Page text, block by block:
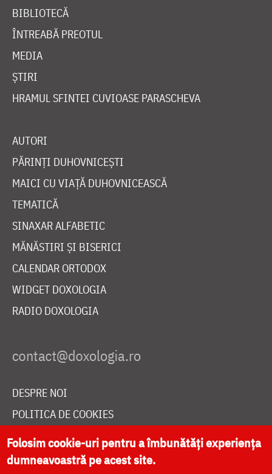
BIBLIOTECĂ
ÎNTREABĂ PREOTUL
MEDIA
ȘTIRI
HRAMUL SFINTEI CUVIOASE PARASCHEVA
AUTORI
PĂRINȚI DUHOVNICEȘTI
MAICI CU VIAȚĂ DUHOVNICEASCĂ
TEMATICĂ
SINAXAR ALFABETIC
MĂNĂSTIRI ȘI BISERICI
CALENDAR ORTODOX
WIDGET DOXOLOGIA
RADIO DOXOLOGIA
DESPRE NOI
POLITICA DE COOKIES
DONEAZĂ ONLINE PENTRU CATEDRALA NAȚIONALĂ
Folosim cookie-uri pentru a îmbunătăți experiența
dumneavoastră pe acest site.